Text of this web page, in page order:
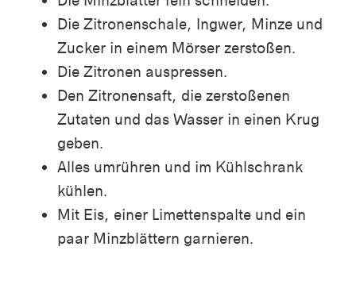
Die Zitronenschale, Ingwer, Minze und
Zucker in einem Mörser zerstoßen.
Die Zitronen auspressen.
Den Zitronensaft, die zerstoßenen
Zutaten und das Wasser in einen Krug
geben.
Alles umrühren und im Kühlschrank
kühlen.
Mit Eis, einer Limettenspalte und ein
paar Minzblättern garnieren.